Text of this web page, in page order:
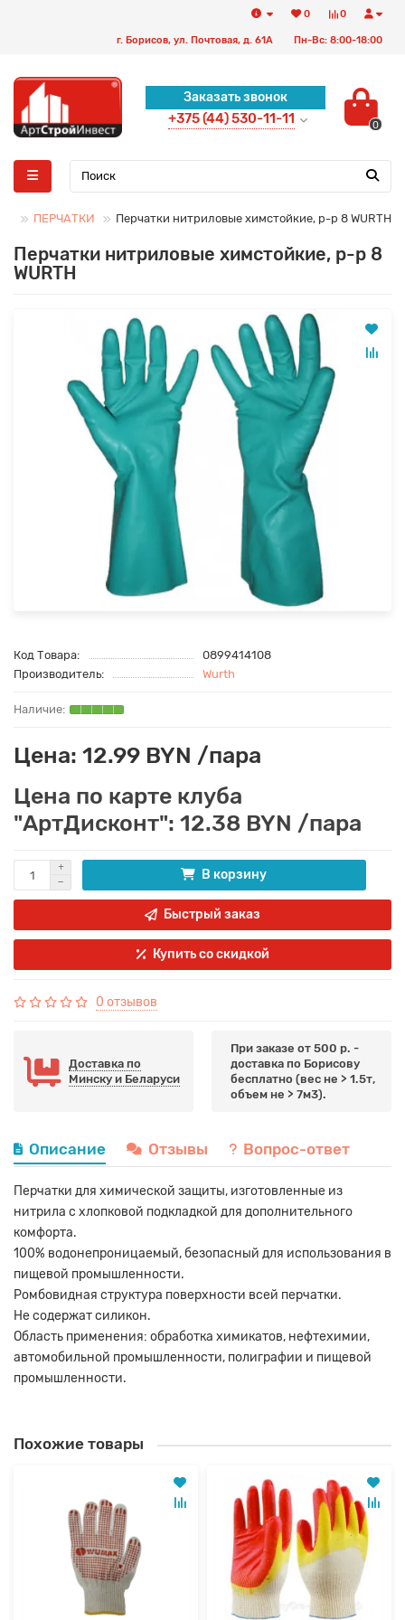
0
0
г. Борисов, ул. Почтовая, д. 61А Пн-Вс: 8:00-18:00
Заказать звонок
+375 (44) 530-11-11 0
ПЕРЧАТКИ Перчатки нитриловые химстойкие, р-р 8 WURTH
Перчатки нитриловые химстойкие, р-р 8
WURTH
Код Товара:
0899414108
Производитель:
Wurth
Цена: 12.99 BYN /пара
Цена по карте клуба
"АртДисконт": 12.38 BYN /пара
В корзину
Быстрый заказ
Купить со скидкой
0 отзывов
Доставка по
Минску и Беларуси
При заказе от 500 р. -
доставка по Борисову
бесплатно (вес не > 1.5т,
объем не > 7м3).
Описание Отзывы Вопрос-ответ
Перчатки для химической защиты, изготовленные из
нитрила с хлопковой подкладкой для дополнительного
комфорта.
100% водонепроницаемый, безопасный для использования в
пищевой промышленности.
Ромбовидная структура поверхности всей перчатки.
Не содержат силикон.
Область применения: обработка химикатов, нефтехимии,
автомобильной промышленности, полиграфии и пищевой
промышленности.
Похожие товары